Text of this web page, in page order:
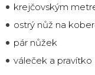
krejčovským
ostrý nůž na
pár nůžek
váleček a pravítko